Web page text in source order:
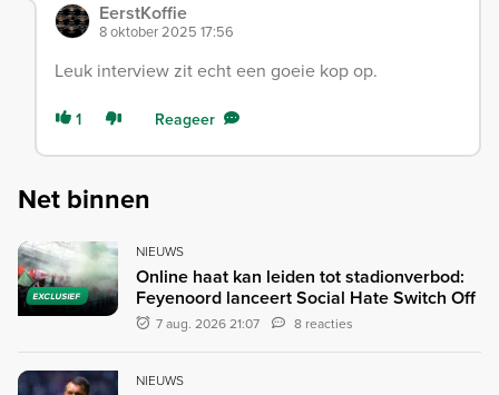
EerstKoffie
8 oktober 2025 17:56
Leuk interview zit echt een goeie kop op.
1 Reageer
Net binnen
EXCLUSIEF
NIEUWS
Online haat kan leiden tot stadionverbod:
Feyenoord lanceert Social Hate Switch Off
7 aug. 2026 21:07 8 reacties
NIEUWS